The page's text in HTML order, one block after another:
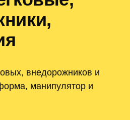
внедорожников и
манипулятор и